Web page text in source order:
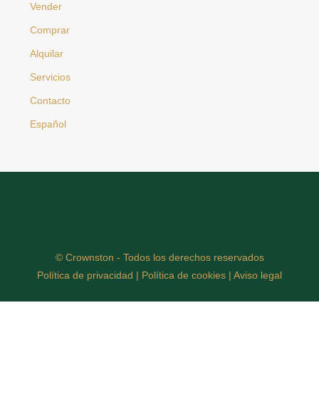
Vender
Comprar
Alquilar
Servicios
Contacto
Español
© Crownston - Todos los derechos reservados
Política de privacidad | Política de cookies | Aviso legal